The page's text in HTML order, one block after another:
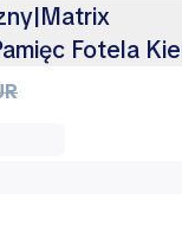
Fotela